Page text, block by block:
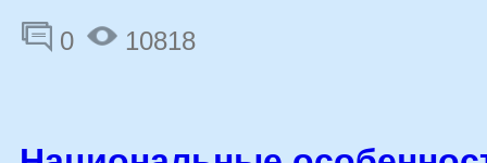
0
10818